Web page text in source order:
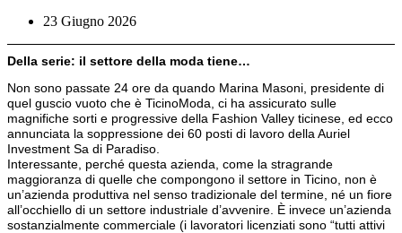
23 Giugno 2026
Della serie: il settore della moda tiene…
Non sono passate 24 ore da quando Marina Masoni, presidente di
quel guscio vuoto che è TicinoModa, ci ha assicurato sulle
magnifiche sorti e progressive della Fashion Valley ticinese, ed ecco
annunciata la soppressione dei 60 posti di lavoro della Auriel
Investment Sa di Paradiso.
Interessante, perché questa azienda, come la stragrande
maggioranza di quelle che compongono il settore in Ticino, non è
un’azienda produttiva nel senso tradizionale del termine, né un fiore
all’occhiello di un settore industriale d’avvenire. È invece un’azienda
sostanzialmente commerciale (i lavoratori licenziati sono “tutti attivi